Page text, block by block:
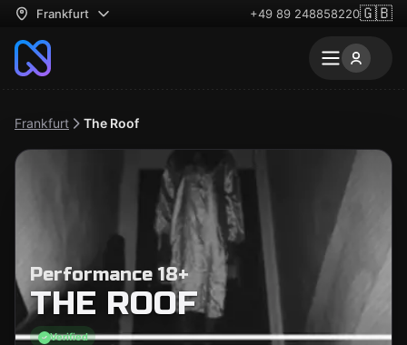
Frankfurt +49 89 248858220🇬🇧
Frankfurt The Roof
Performance 18+
THE ROOF
Verified